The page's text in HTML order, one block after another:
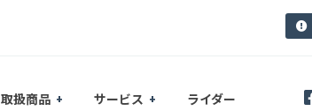
取扱商品 サービス ライダー